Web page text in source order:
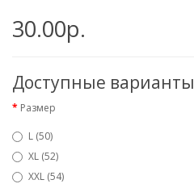
30.00р.
Доступные варианты
Размер
L (50)
XL (52)
XXL (54)